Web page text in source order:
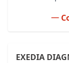
EXEDIA